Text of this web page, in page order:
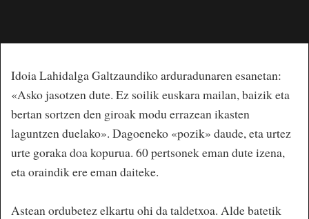
Idoia Lahidalga Galtzaundiko arduradunaren esanetan:
«Asko jasotzen dute. Ez soilik euskara mailan, baizik eta
bertan sortzen den giroak modu errazean ikasten
laguntzen duelako». Dagoeneko «pozik» daude, eta urtez
urte goraka doa kopurua. 60 pertsonek eman dute izena,
eta oraindik ere eman daiteke.
Astean ordubetez elkartu ohi da taldetxoa. Alde batetik